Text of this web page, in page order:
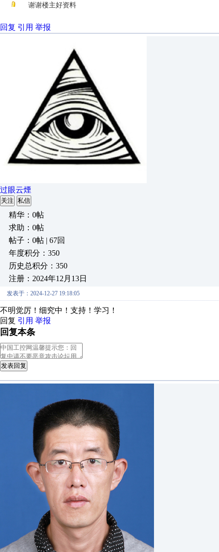
谢谢楼主好资料
回复 引用 举报
过眼云煙
关注 私信
精华：0帖
求助：0帖
帖子：0帖 | 67回
年度积分：350
历史总积分：350
注册：2024年12月13日
发表于：2024-12-27 19:18:05
不明觉厉！细究中！支持！学习！
回复 引用 举报
回复本条
发表回复